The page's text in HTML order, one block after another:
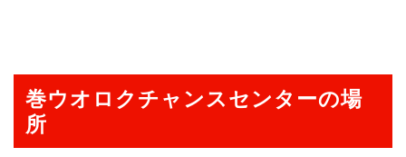
巻ウオロクチャンスセンターの場
所